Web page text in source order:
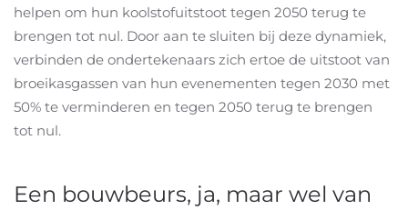
helpen om hun koolstofuitstoot tegen 2050 terug te
brengen tot nul. Door aan te sluiten bij deze dynamiek,
verbinden de ondertekenaars zich ertoe de uitstoot van
broeikasgassen van hun evenementen tegen 2030 met
50% te verminderen en tegen 2050 terug te brengen
tot nul.
Een bouwbeurs, ja, maar wel van